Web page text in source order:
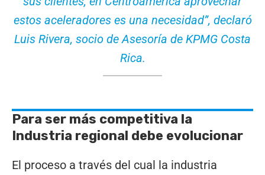
estos aceleradores es una necesidad”, declaró
Luis Rivera, socio de Asesoría de KPMG Costa
Rica.
Para ser más competitiva la
Industria regional debe evolucionar
El proceso a través del cual la industria